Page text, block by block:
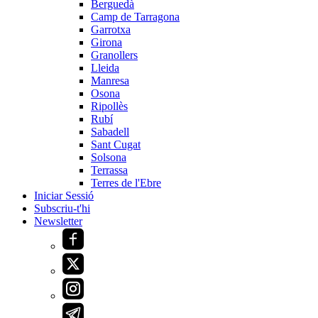
Berguedà
Camp de Tarragona
Garrotxa
Girona
Granollers
Lleida
Manresa
Osona
Ripollès
Rubí
Sabadell
Sant Cugat
Solsona
Terrassa
Terres de l'Ebre
Iniciar Sessió
Subscriu-t'hi
Newsletter